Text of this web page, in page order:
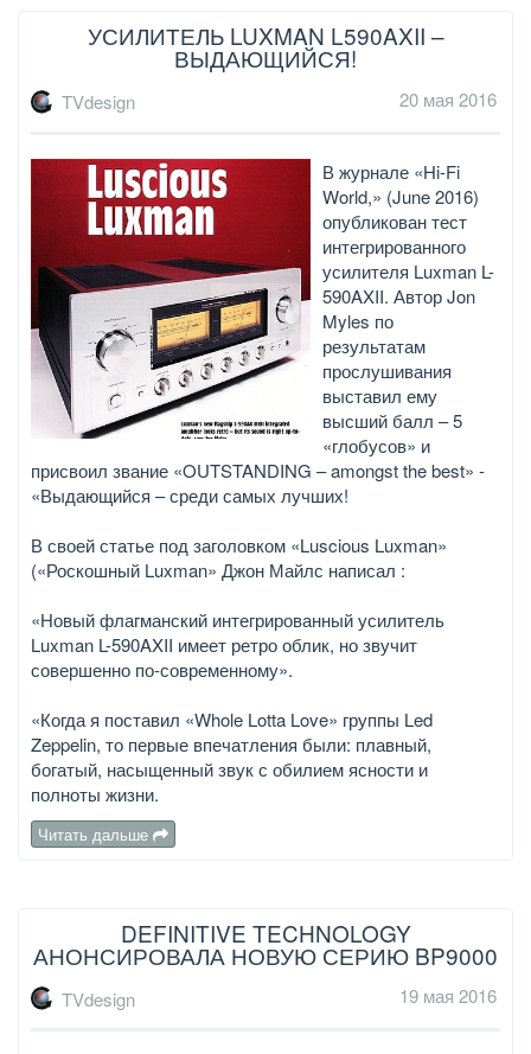
УСИЛИТЕЛЬ LUXMAN L590AXII –
ВЫДАЮЩИЙСЯ!
TVdesign 20 мая 2016
В журнале «Hi-Fi
World,» (June 2016)
опубликован тест
интегрированного
усилителя Luxman L-
590AXII. Автор Jon
Myles по
результатам
прослушивания
выставил ему
высший балл – 5
«глобусов» и
присвоил звание «OUTSTANDING – amongst the best» -
«Выдающийся – среди самых лучших!
В своей статье под заголовком «Luscious Luxman»
(«Роскошный Luxman» Джон Майлс написал :
«Новый флагманский интегрированный усилитель
Luxman L-590AXII имеет ретро облик, но звучит
совершенно по-современному».
«Когда я поставил «Whole Lotta Love» группы Led
Zeppelin, то первые впечатления были: плавный,
богатый, насыщенный звук с обилием ясности и
полноты жизни.
Читать дальше
DEFINITIVE TECHNOLOGY
АНОНСИРОВАЛА НОВУЮ СЕРИЮ BP9000
TVdesign 19 мая 2016